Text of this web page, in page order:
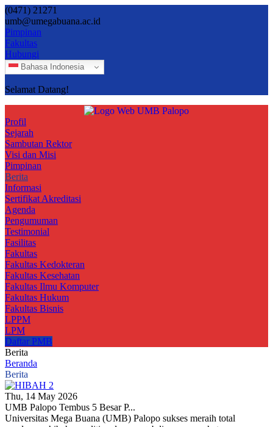
(0471) 21271
umb@umegabuana.ac.id
Pimpinan
Fakultas
Hubungi
Bahasa Indonesia
Selamat Datang!
Profil
Sejarah
Sambutan Rektor
Visi dan Misi
Pimpinan
Berita
Informasi
Sertifikat Akreditasi
Agenda
Pengumuman
Testimonial
Fasilitas
Fakultas
Fakultas Kedokteran
Fakultas Kesehatan
Fakultas Ilmu Komputer
Fakultas Hukum
Fakultas Bisnis
LPPM
LPM
Daftar PMB
Berita
Beranda
Berita
Thu, 14 May 2026
UMB Palopo Tembus 5 Besar P...
Universitas Mega Buana (UMB) Palopo sukses meraih total